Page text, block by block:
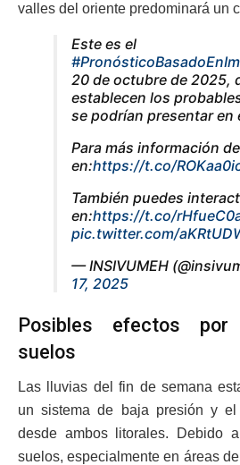
valles del oriente predominará un
Este es el
20 de octubre de 2025,
establecen los
se podrían presentar en
Para más información
en:https://t.co/
También puedes
en:https://t.co/
pic.twitter.com/
— INSIVUMEH
17, 2025
Posibles efectos por
suelos
Las lluvias del fin de semana
un sistema de baja presión y el
desde ambos litorales. Debido
suelos, especialmente en áreas